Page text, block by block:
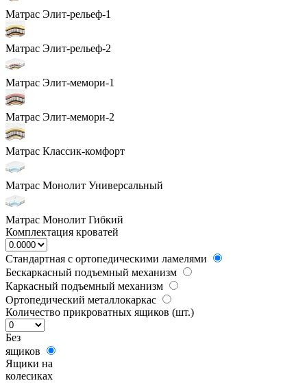
Матрас Элит-рельеф-1
Матрас Элит-рельеф-2
Матрас Элит-мемори-1
Матрас Элит-мемори-2
Матрас Классик-комфорт
Матрас Монолит Универсальный
Матрас Монолит Гибкий
Комплектация кроватей
Стандартная с ортопедическими ламелями
Бескаркасный подъемный механизм
Каркасный подъемный механизм
Ортопедический металлокаркас
Количество прикроватных ящиков (шт.)
Без
ящиков
Ящики на
колесиках